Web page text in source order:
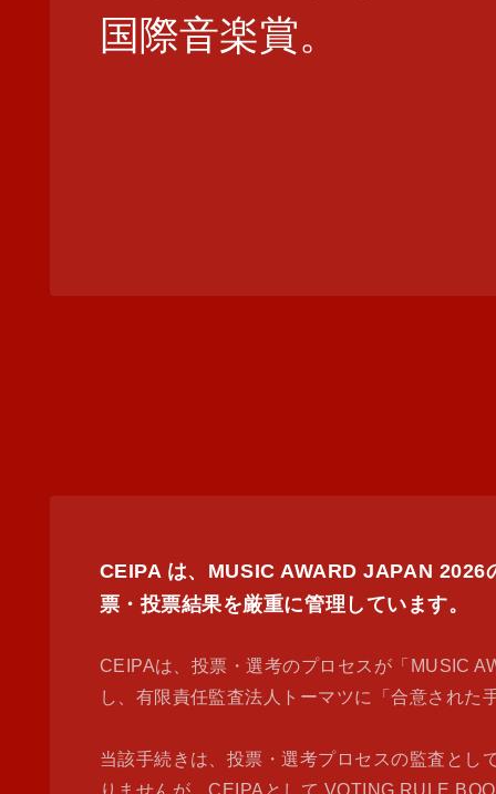
国際音楽賞。
CEIPA は、MUSIC AWARD JAPAN 2026
票・投票結果を厳重に管理しています。
CEIPAは、投票・選考のプロセスが「MUSIC
し、有限責任監査法人トーマツに「合意され
当該手続きは、投票・選考プロセスの監査とし